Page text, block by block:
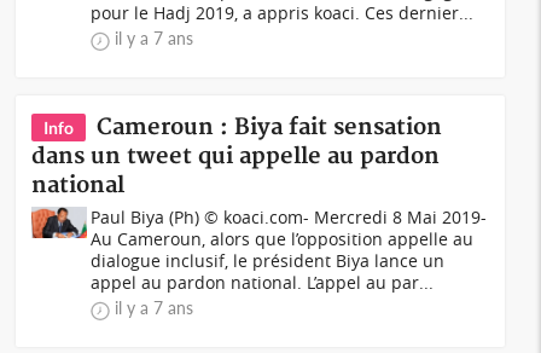
pour le Hadj 2019, a appris koaci. Ces dernier...
il y a 7 ans
Info
Cameroun : Biya fait sensation
dans un tweet qui appelle au pardon
national
Paul Biya (Ph) © koaci.com- Mercredi 8 Mai 2019-
Au Cameroun, alors que l’opposition appelle au
dialogue inclusif, le président Biya lance un
appel au pardon national. L’appel au par...
il y a 7 ans